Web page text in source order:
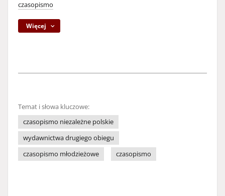
czasopismo
Więcej
Temat i słowa kluczowe:
czasopismo niezależne polskie
wydawnictwa drugiego obiegu
czasopismo młodzieżowe
czasopismo